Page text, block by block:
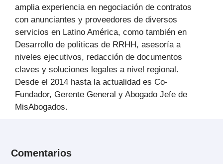
amplia experiencia en negociación de contratos
con anunciantes y proveedores de diversos
servicios en Latino América, como también en
Desarrollo de políticas de RRHH, asesoría a
niveles ejecutivos, redacción de documentos
claves y soluciones legales a nivel regional.
Desde el 2014 hasta la actualidad es Co-
Fundador, Gerente General y Abogado Jefe de
MisAbogados.
Comentarios